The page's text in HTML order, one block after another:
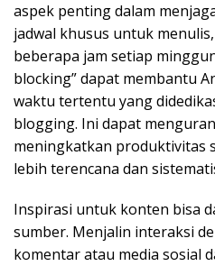
aspek penting dalam
jadwal khusus untuk
beberapa jam setiap
blocking” dapat membantu
waktu tertentu yang
blogging. Ini dapat
meningkatkan produktivitas
lebih terencana dan
Inspirasi untuk konten bisa
sumber. Menjalin interaksi
komentar atau media sosial